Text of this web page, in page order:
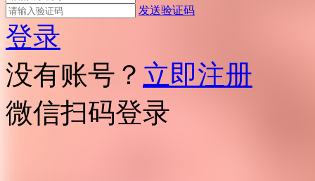
发送验证码
登录
没有账号？ 立即注册
微信扫码登录